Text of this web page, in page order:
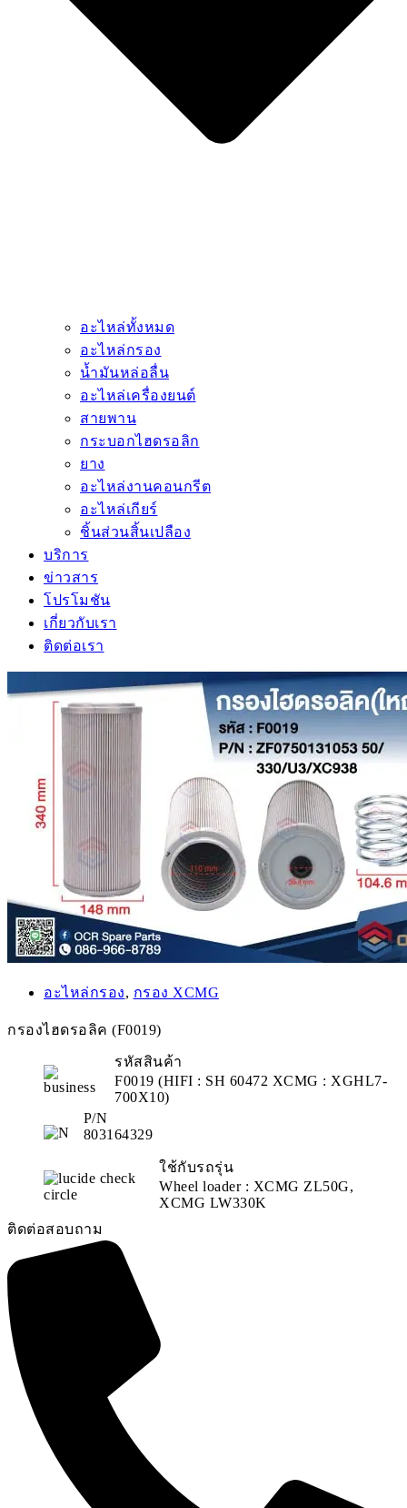
อะไหล่ทั้งหมด
อะไหล่กรอง
น้ำมันหล่อลื่น
อะไหล่เครื่องยนต์
สายพาน
กระบอกไฮดรอลิก
ยาง
อะไหล่งานคอนกรีต
อะไหล่เกียร์
ชิ้นส่วนสิ้นเปลือง
บริการ
ข่าวสาร
โปรโมชัน
เกี่ยวกับเรา
ติดต่อเรา
อะไหล่กรอง, กรอง XCMG
กรองไฮดรอลิค (F0019)
รหัสสินค้า
F0019 (HIFI : SH 60472 XCMG : XGHL7-
700X10)
P/N
803164329
ใช้กับรถรุ่น
Wheel loader : XCMG ZL50G,
XCMG LW330K
ติดต่อสอบถาม